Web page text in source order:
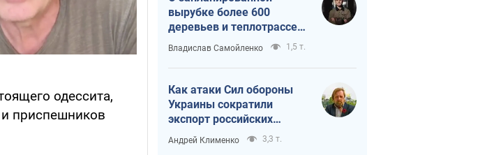
одессита,
приспешников
вырубке более 600
деревьев и теплотрассе:
что происходит на
Теремках в Киеве
Владислав Самойленко 1,5 т.
Как атаки Сил обороны
Украины сократили
экспорт российских
нефтепродуктов
Андрей Клименко 3,3 т.